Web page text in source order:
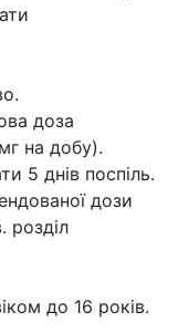
доза
на добу).
5 днів поспіль.
дози
розділ
до 16 років.